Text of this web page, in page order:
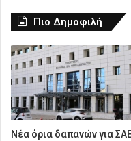
Πιο Δημοφιλή
Νέα όρια δαπανών για